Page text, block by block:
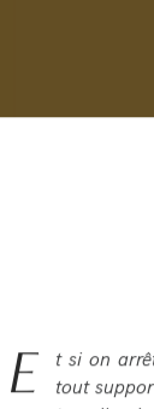
E
t si on
tout